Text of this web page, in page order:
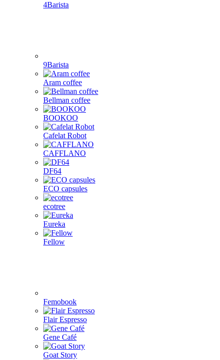
4Barista
9Barista
Aram coffee
Bellman coffee
BOOKOO
Cafelat Robot
CAFFLANO
DF64
ECO capsules
ecotree
Eureka
Fellow
Femobook
Flair Espresso
Gene Café
Goat Story